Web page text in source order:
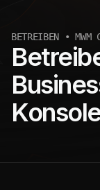
BETREIBEN • MWM